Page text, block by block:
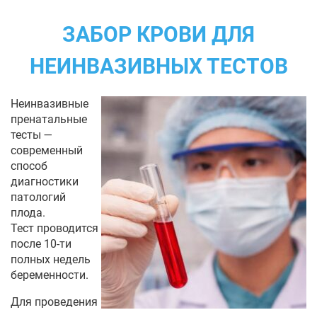
ЗАБОР КРОВИ ДЛЯ
НЕИНВАЗИВНЫХ ТЕСТОВ
Неинвазивные
пренатальные
тесты —
современный
способ
диагностики
патологий
плода.
Тест проводится
после 10-ти
полных недель
беременности.
Для проведения